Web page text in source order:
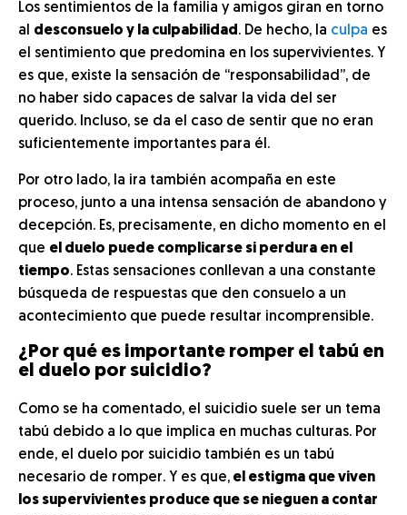
Los sentimientos de la familia y amigos giran en torno
al desconsuelo y la culpabilidad . De hecho, la culpa es
el sentimiento que predomina en los supervivientes. Y
es que, existe la sensación de “responsabilidad”, de
no haber sido capaces de salvar la vida del ser
querido. Incluso, se da el caso de sentir que no eran
suficientemente importantes para él.
Por otro lado, la ira también acompaña en este
proceso, junto a una intensa sensación de abandono y
decepción. Es, precisamente, en dicho momento en el
que el duelo puede complicarse si perdura en el
tiempo. Estas sensaciones conllevan a una constante
búsqueda de respuestas que den consuelo a un
acontecimiento que puede resultar incomprensible.
¿Por qué es importante romper el tabú en
el duelo por suicidio?
Como se ha comentado, el suicidio suele ser un tema
tabú debido a lo que implica en muchas culturas. Por
ende, el duelo por suicidio también es un tabú
necesario de romper. Y es que, el estigma que viven
los supervivientes produce que se nieguen a contar